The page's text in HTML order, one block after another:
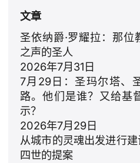
文章
圣依纳爵·罗耀拉：那位
之声的圣人
2026年7月31日
7月29日：圣玛尔塔、
路。他们是谁？又给基
示？
2026年7月29日
从城市的灵魂出发进行
四世的提案